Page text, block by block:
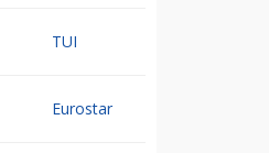
TUI
Eurostar